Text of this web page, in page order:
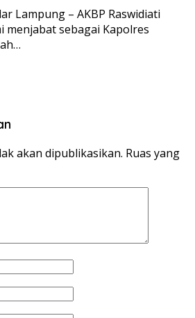
Lampung – AKBP Raswidiati
menjabat sebagai Kapolres
akan dipublikasikan. Ruas yang